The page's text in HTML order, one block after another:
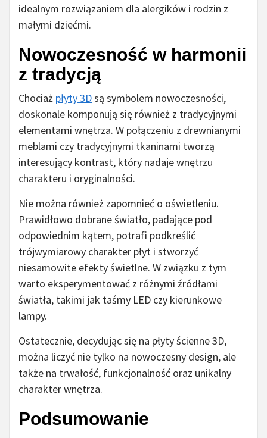
idealnym rozwiązaniem dla alergików i rodzin z
małymi dziećmi.
Nowoczesność w harmonii
z tradycją
Chociaż płyty 3Dsą symbolem nowoczesności,
doskonale komponują się również z tradycyjnymi
elementami wnętrza. W połączeniu z drewnianymi
meblami czy tradycyjnymi tkaninami tworzą
interesujący kontrast, który nadaje wnętrzu
charakteru i oryginalności.
Nie można również zapomnieć o oświetleniu.
Prawidłowo dobrane światło, padające pod
odpowiednim kątem, potrafi podkreślić
trójwymiarowy charakter płyt i stworzyć
niesamowite efekty świetlne. W związku z tym
warto eksperymentować z różnymi źródłami
światła, takimi jak taśmy LED czy kierunkowe
lampy.
Ostatecznie, decydując się na płyty ścienne 3D,
można liczyć nie tylko na nowoczesny design, ale
także na trwałość, funkcjonalność oraz unikalny
charakter wnętrza.
Podsumowanie